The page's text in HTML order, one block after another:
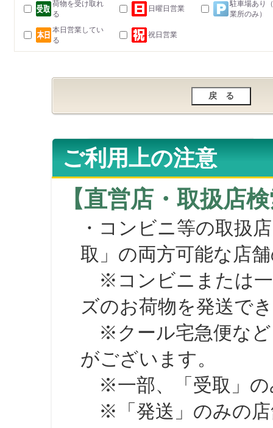
荷物を受け取れ
る
日曜日営業
駐車場あり
業所のみ）
本日営業してい
る
祝日営業
ご利用上の注意
【直営店・取扱店
・コンビニ等の取扱
取」の両方可能な店
※コンビニまたは一
ズのお荷物を発送で
※クール宅急便など
がございます。
※一部、「受取」の
※「発送」のみの店